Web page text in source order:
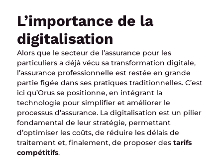
L’importance de la
digitalisation
Alors que le secteur de l’assurance pour les
particuliers a déjà vécu sa transformation digitale,
l’assurance professionnelle est restée en grande
partie figée dans ses pratiques traditionnelles. C’est
ici qu’Orus se positionne, en intégrant la
technologie pour simplifier et améliorer le
processus d’assurance. La digitalisation est un pilier
fondamental de leur stratégie, permettant
d’optimiser les coûts, de réduire les délais de
traitement et, finalement, de proposer des tarifs
compétitifs.